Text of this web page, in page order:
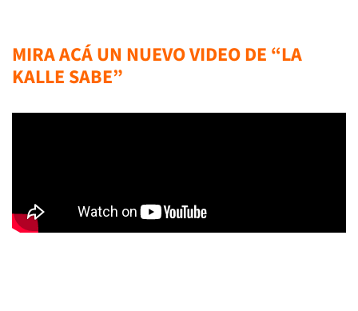
MIRA ACÁ UN NUEVO VIDEO DE “LA
KALLE SABE”